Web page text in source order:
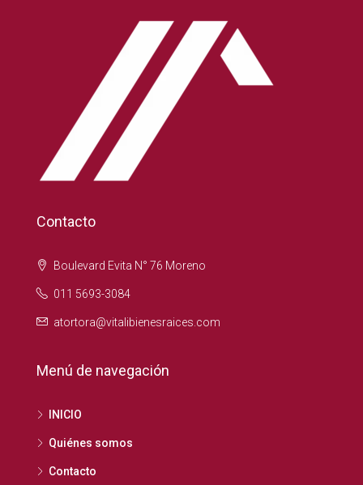
Contacto
Boulevard Evita N° 76 Moreno
011 5693-3084
atortora@vitalibienesraices.com
Menú de navegación
INICIO
Quiénes somos
Contacto